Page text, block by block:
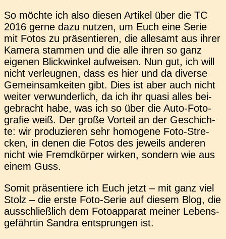
So möchte ich also diesen Arti­kel über die TC
2016 gerne dazu nutzen, um Euch eine Serie
mit Fotos zu prä­sen­tie­ren, die alle­samt aus ihrer
Kamera stam­men und die alle ihren so ganz
eige­nen Blick­win­kel auf­wei­sen. Nun gut, ich will
nicht ver­leug­nen, dass es hier und da diver­se
Gemein­sam­kei­ten gibt. Dies ist aber auch nicht
weiter ver­wun­der­lich, da ich ihr quasi alles bei­
gebracht habe, was ich so über die Auto-Foto­
gra­fie weiß. Der große Vor­teil an der Geschich­
te: wir pro­du­zie­ren sehr homo­ge­ne Foto-Stre­
cken, in denen die Fotos des jeweils ande­ren
nicht wie Fremd­kör­per wirken, son­dern wie aus
einem Guss.
Somit prä­sen­tie­re ich Euch jetzt – mit ganz viel
Stolz – die erste Foto-Serie auf diesem Blog, die
aus­schließ­lich dem Foto­ap­pa­rat meiner Lebens­
ge­fähr­tin Sandra ent­sprun­gen ist.